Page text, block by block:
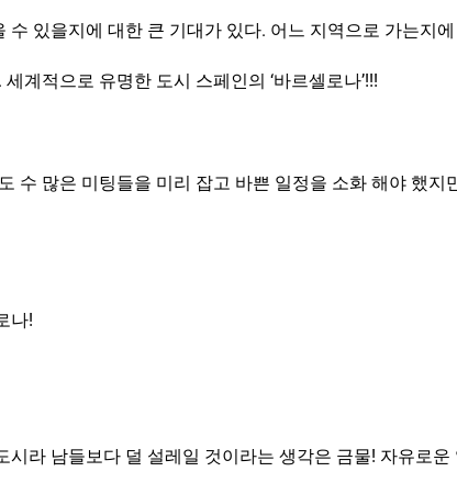
있을지에 대한 큰 기대가 있다. 어느 지역으로 가는지
계적으로 유명한 도시 스페인의 ‘바르셀로나’!!!
수 많은 미팅들을 미리 잡고 바쁜 일정을 소화 해야 했
나!
라 남들보다 덜 설레일 것이라는 생각은 금물! 자유로